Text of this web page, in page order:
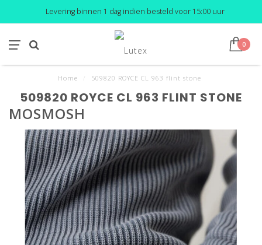
Levering binnen 1 dag indien besteld voor 15:00 uur
0
Home 509820 ROYCE CL 963 flint stone
509820 ROYCE CL 963 FLINT STONE
MOSMOSH